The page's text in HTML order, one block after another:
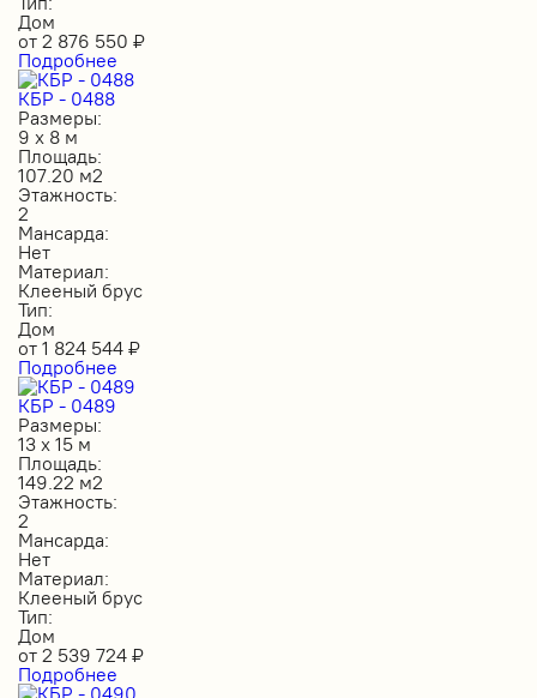
Дом
от 2 876 550 ₽
Подробнее
КБР - 0488
Размеры:
9 х 8 м
Площадь:
107.20 м2
Этажность:
2
Мансарда:
Нет
Материал:
Клееный брус
Тип:
Дом
от 1 824 544 ₽
Подробнее
КБР - 0489
Размеры:
13 х 15 м
Площадь:
149.22 м2
Этажность:
2
Мансарда:
Нет
Материал:
Клееный брус
Тип:
Дом
от 2 539 724 ₽
Подробнее